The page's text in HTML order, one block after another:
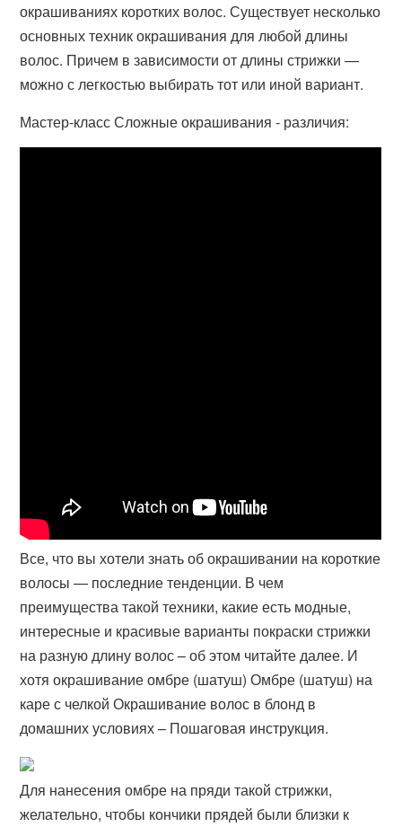
окрашиваниях коротких волос. Существует несколько
основных техник окрашивания для любой длины
волос. Причем в зависимости от длины стрижки —
можно с легкостью выбирать тот или иной вариант.
Мастер-класс Сложные окрашивания - различия:
Все, что вы хотели знать об окрашивании на короткие
волосы — последние тенденции. В чем
преимущества такой техники, какие есть модные,
интересные и красивые варианты покраски стрижки
на разную длину волос – об этом читайте далее. И
хотя окрашивание омбре (шатуш) Омбре (шатуш) на
каре с челкой Окрашивание волос в блонд в
домашних условиях – Пошаговая инструкция.
Для нанесения омбре на пряди такой стрижки,
желательно, чтобы кончики прядей были близки к